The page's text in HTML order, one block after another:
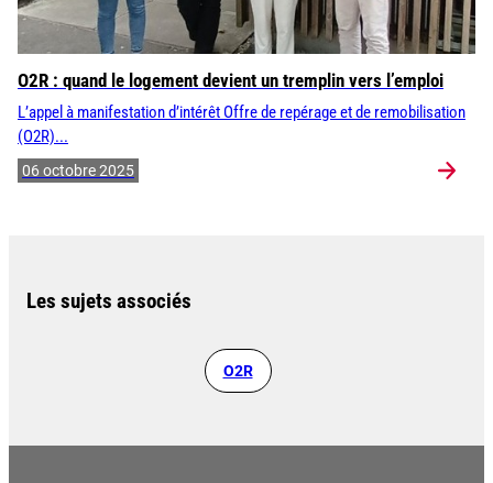
O2R : quand le logement devient un tremplin vers l’emploi
L’appel à manifestation d’intérêt Offre de repérage et de remobilisation
(O2R)...
06 octobre 2025
Les sujets associés
O2R